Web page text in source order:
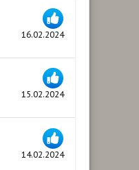
16.02.2024
15.02.2024
14.02.2024